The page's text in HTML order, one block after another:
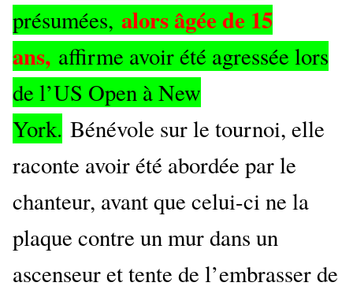
présumées, alors âgée de 15
ans, affirme avoir été agressée lors
de l’US Open à New
York. Bénévole sur le tournoi, elle
raconte avoir été abordée par le
chanteur, avant que celui-ci ne la
plaque contre un mur dans un
ascenseur et tente de l’embrasser de